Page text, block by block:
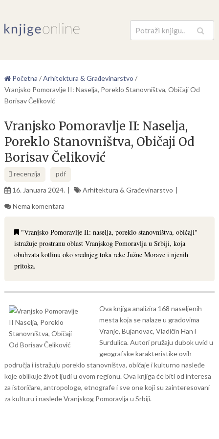
Pretraga
Početna /Arhitektura & Građevinarstvo /
Vranjsko Pomoravlje II: Naselja, Poreklo Stanovništva, Običaji Od
Borisav Čeliković
Vranjsko Pomoravlje II: Naselja,
Poreklo Stanovništva, Običaji Od
Borisav Čeliković
recenzija
pdf
16. Januara 2024.
Arhitektura & Građevinarstvo
Nema komentara
"Vranjsko Pomoravlje II: naselja, poreklo stanovništva, običaji"
istražuje prostranu oblast Vranjskog Pomoravlja u Srbiji, koja
obuhvata kotlinu oko srednjeg toka reke Južne Morave i njenih
pritoka.
Ova knjiga analizira 168 naseljenih
mesta koja se nalaze u gradovima
Vranje, Bujanovac, Vladičin Han i
Surdulica. Autori pružaju dubok uvid u
geografske karakteristike ovih
područja i istražuju poreklo stanovništva, običaje i kulturno nasleđe
koje oblikuje život ljudi u ovom regionu. Ova knjiga će biti od interesa
za istoričare, antropologe, etnografe i sve one koji su zainteresovani
za kulturu i nasleđe Vranjskog Pomoravlja u Srbiji.